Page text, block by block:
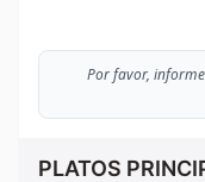
Por favor,
PLATOS